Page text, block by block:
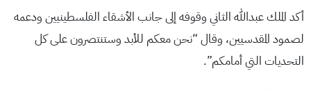
أكد الملك عبدالله الثاني وقوفه إلى جانب الأشقاء الفلسطينيين ودعمه
لصمود المقدسيين، وقال “نحن معكم للأبد وستنتصرون على كل
التحديات التي أمامكم”.